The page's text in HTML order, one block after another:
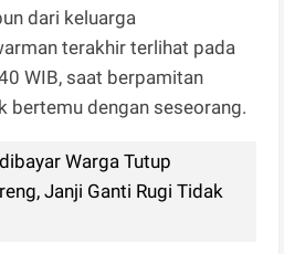
dari keluarga
terakhir terlihat pada
WIB, saat berpamitan
bertemu dengan seseorang.
Warga Tutup
Janji Ganti Rugi Tidak